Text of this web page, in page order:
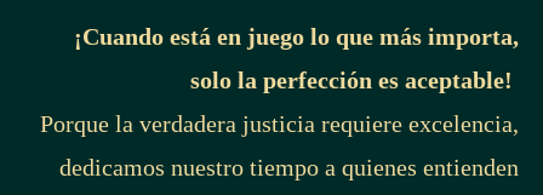
¡Cuando está en juego lo que más importa,
solo la perfección es aceptable!
Porque la verdadera justicia requiere excelencia,
dedicamos nuestro tiempo a quienes entienden